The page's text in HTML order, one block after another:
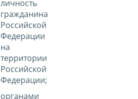
личность
гражданина
Российской
Федерации
на
территории
Российской
Федерации;
органами